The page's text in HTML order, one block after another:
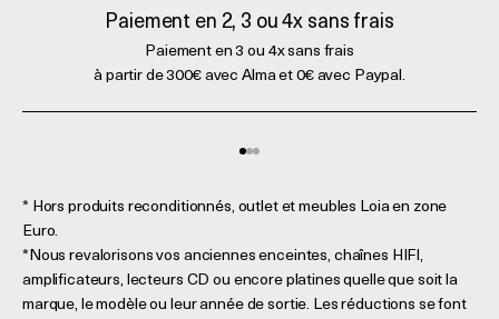
Paiement en 2, 3 ou 4x sans frais
Paiement en 3 ou 4x sans frais
à partir de 300€ avec Alma et 0€ avec Paypal.
* Hors produits reconditionnés, outlet et meubles Loia en zone
Euro.
*Nous revalorisons vos anciennes enceintes, chaînes HIFI,
amplificateurs, lecteurs CD ou encore platines quelle que soit la
marque, le modèle ou leur année de sortie. Les réductions se font